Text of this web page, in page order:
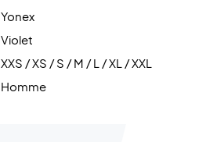
Yonex
Violet
XXS / XS / S / M / L / XL / XXL
Homme